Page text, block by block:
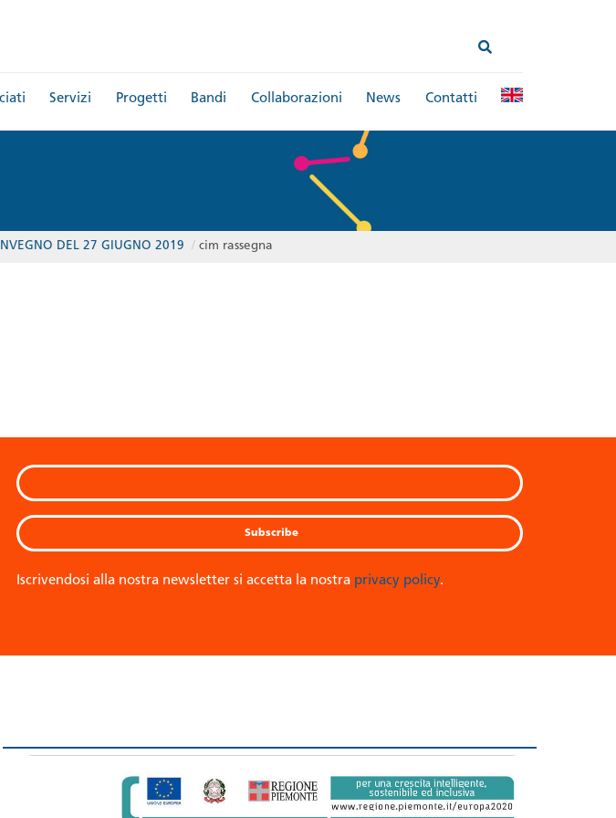
Servizi Progetti Bandi Collaborazioni News Contatti
DEL 27 GIUGNO 2019 / cim rassegna
Iscrivendosi alla nostra newsletter si accetta la nostra privacy policy.